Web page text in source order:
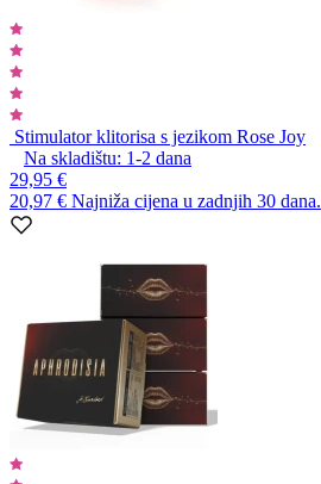
Stimulator klitorisa s jezikom Rose Joy
Na skladištu: 1-2 dana
29,95 €
20,97 € Najniža cijena u zadnjih 30 dana.